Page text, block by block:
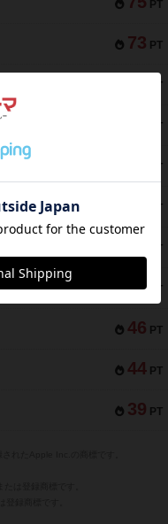
PT
73 PT
PT
PT
PT
PT
PT
52 PT
46 PT
44 PT
39 PT